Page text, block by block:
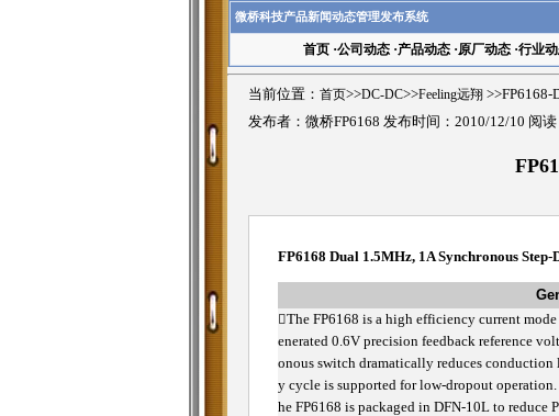
微桥科技产品新闻动态管理发布系统
首页·公司动态·产品动态·原厂动态·行业
当前位置： 首页>>DC-DC>>Feeling远翔 >>FP6168-
发布者：微桥FP6168 发布时间：2010/12/10 阅读
FP6168 Dual 1.5MHz, 1A Synchronous Step-
The FP6168 is a high efficiency current
enerated 0.6V precision feedback reference
onous switch dramatically reduces
y cycle is supported for low-dropout
he FP6168 is packaged in DFN-10L to reduce